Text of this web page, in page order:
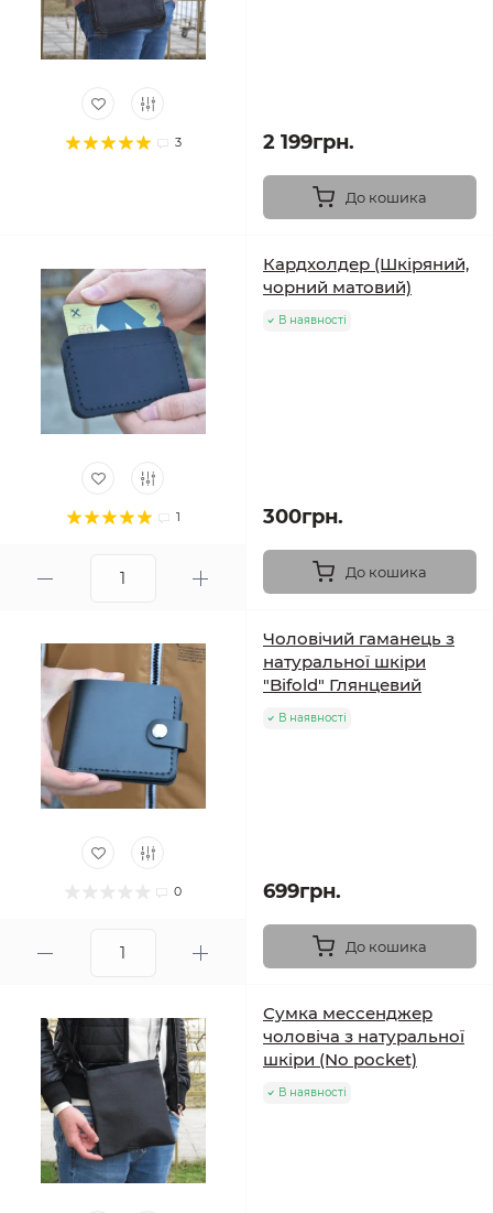
3 2 199грн.
До кошика
1
Кардхолдер (Шкіряний,
чорний матовий)
В наявності
300грн.
До кошика
0
Чоловічий гаманець з
натуральної шкіри
"Bifold" Глянцевий
В наявності
699грн.
До кошика
Сумка мессенджер
чоловіча з натуральної
шкіри (No pocket)
В наявності